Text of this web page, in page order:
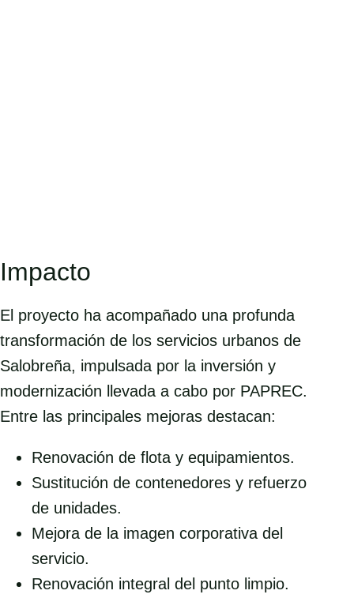
Impacto
El proyecto ha acompañado una profunda
transformación de los servicios urbanos de
Salobreña, impulsada por la inversión y
modernización llevada a cabo por PAPREC.
Entre las principales mejoras destacan:
Renovación de flota y equipamientos.
Sustitución de contenedores y refuerzo
de unidades.
Mejora de la imagen corporativa del
servicio.
Renovación integral del punto limpio.